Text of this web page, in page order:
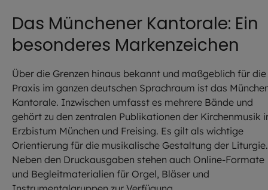
Das Münchener Kantorale: Ein
besonderes Markenzeichen
Über die Grenzen hinaus bekannt und maßgeblich für die
Praxis im ganzen deutschen Sprachraum ist das
Kantorale. Inzwischen umfasst es mehrere Bände und
gehört zu den zentralen Publikationen der Kirchenmusik
Erzbistum München und Freising. Es gilt als wichtige
Orientierung für die musikalische Gestaltung der Liturgie.
Neben den Druckausgaben stehen auch Online-Formate
und Begleitmaterialien für Orgel, Bläser und